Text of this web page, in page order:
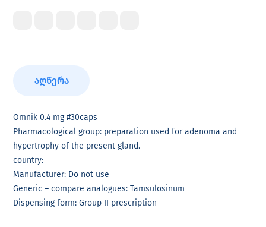
აღწერა
Omnik 0.4 mg #30caps
Pharmacological group: preparation used for adenoma and
hypertrophy of the present gland.
country:
Manufacturer: Do not use
Generic – compare analogues: Tamsulosinum
Dispensing form: Group II prescription